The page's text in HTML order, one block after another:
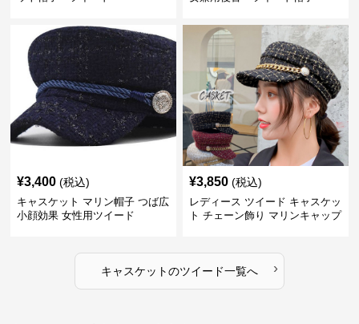
¥3,400 (税込)
キャスケット マリン帽子 つば広
小顔効果 女性用ツイード
¥3,850 (税込)
レディース ツイード キャスケッ
ト チェーン飾り マリンキャップ
キャスケットのツイード一覧へ ›